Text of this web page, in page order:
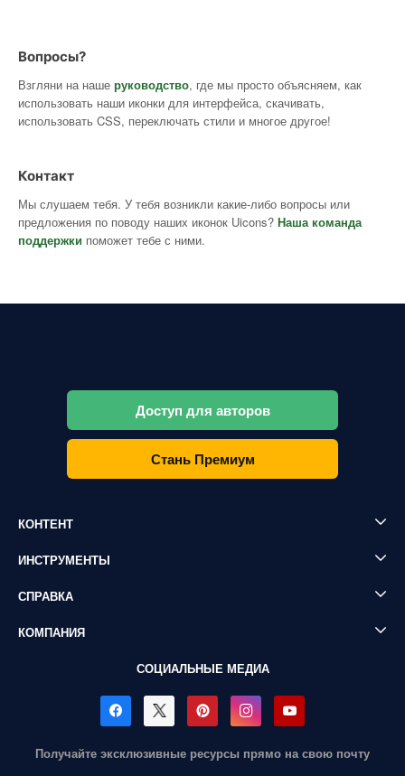
Вопросы?
Взгляни на наше руководство, где мы просто объясняем, как
использовать наши иконки для интерфейса, скачивать,
использовать CSS, переключать стили и многое другое!
Контакт
Мы слушаем тебя. У тебя возникли какие-либо вопросы или
предложения по поводу наших иконок Uicons? Наша команда
поддержки поможет тебе с ними.
Доступ для авторов
Стань Премиум
КОНТЕНТ
ИНСТРУМЕНТЫ
СПРАВКА
КОМПАНИЯ
СОЦИАЛЬНЫЕ МЕДИА
Получайте эксклюзивные ресурсы прямо на свою почту